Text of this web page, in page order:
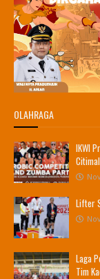
OLAHRAGA
IKWI
Lifter
Laga
Tim